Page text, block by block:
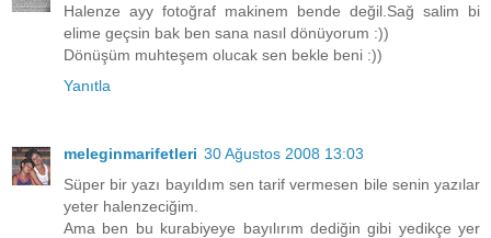
Halenze ayy fotoğraf makinem bende değil.Sağ salim bi
elime geçsin bak ben sana nasıl dönüyorum :))
Dönüşüm muhteşem olucak sen bekle beni :))
Yanıtla
meleginmarifetleri 30 Ağustos 2008 13:03
Süper bir yazı bayıldım sen tarif vermesen bile senin yazılar
yeter halenzeciğim.
Ama ben bu kurabiyeye bayılırım dediğin gibi yedikçe yer